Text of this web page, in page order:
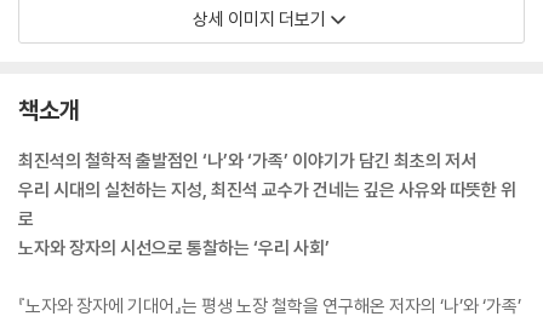
상세 이미지 더보기
책소개
최진석의 철학적 출발점인 ‘나’와 ‘가족’ 이야기가 담긴 최초의 저서
우리 시대의 실천하는 지성, 최진석 교수가 건네는 깊은 사유와 따뜻한 위
로
노자와 장자의 시선으로 통찰하는 ‘우리 사회’
『노자와 장자에 기대어』는 평생 노장 철학을 연구해온 저자의 ‘나’와 ‘가족’